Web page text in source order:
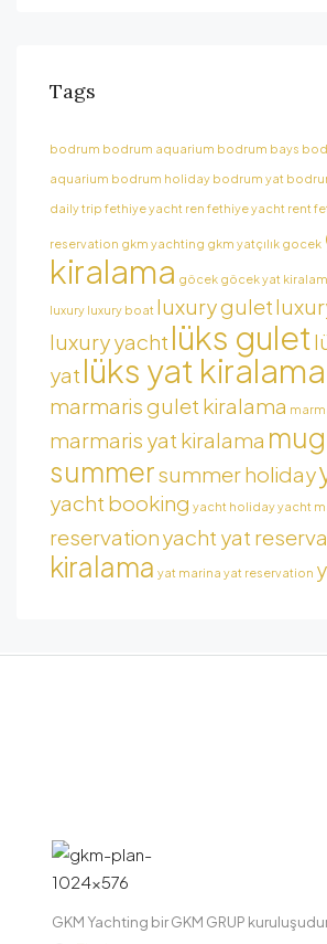
Tags
bodrum bodrum aquarium bodrum bays
aquarium bodrum holiday bodrum yat
daily trip fethiye yacht ren fethiye yacht rent
reservation gkm yachting gkm yatçılık gocek
kiralama göcek göcek yat
luxury luxury boat luxury gulet
luxury yacht lüks gulet
yat lüks yat kiralama
marmaris gulet kiralama
marmaris yat kiralama
summersummer holiday
yacht booking yacht holidayyacht
reservationyacht yat
kiralama yat marina yat reservation
GKM Yachting bir GKM GRUP